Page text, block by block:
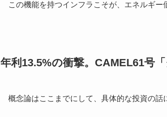
この機能を持つインフラこそが、エネルギー
年利13.5%の衝撃。CAMEL61号
概念論はここまでにして、具体的な投資の話